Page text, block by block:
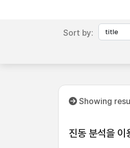
Sort by:
Showing
진동 분석을 이